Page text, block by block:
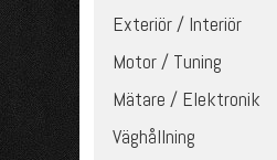
Exteriör / Interiör
Motor / Tuning
Mätare / Elektronik
Väghållning